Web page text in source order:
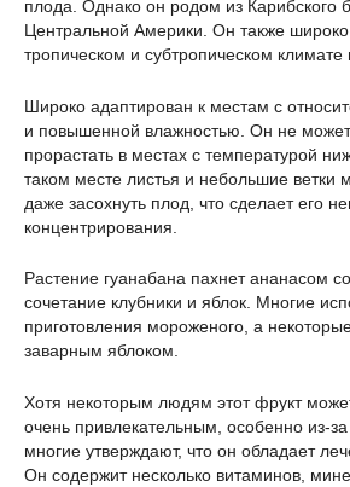
плода. Однако он родом из Карибского
Центральной Америки. Он также широко
тропическом и субтропическом
Широко адаптирован к местам с
и повышенной влажностью. Он не
прорастать в местах с температурой
таком месте листья и небольшие ветки
даже засохнуть плод, что сделает его
концентрирования.
Растение гуанабана пахнет ананасом
сочетание клубники и яблок. Многие
приготовления мороженого, а
заварным яблоком.
Хотя некоторым людям этот фрукт
очень привлекательным, особенно из-
многие утверждают, что он обладает
Он содержит несколько витаминов,